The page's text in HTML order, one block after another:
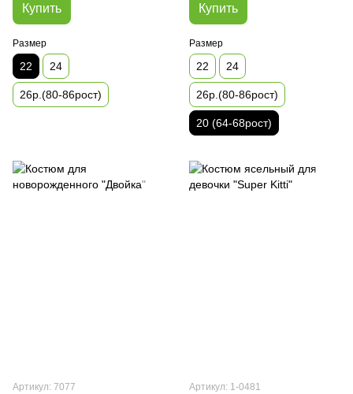
Купить
Размер
22 24
26р.(80-86рост)
Купить
Размер
22 24
26р.(80-86рост)
20 (64-68рост)
Артикул: 7077 Артикул: 1-0481